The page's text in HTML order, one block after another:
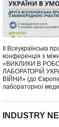
ІІ Всеукраїнська
конференція з
«ВИКЛИКИ В
ЛАБОРАТОРІЙ
ВІЙНИ» (до
лабораторної
INDUSTRY